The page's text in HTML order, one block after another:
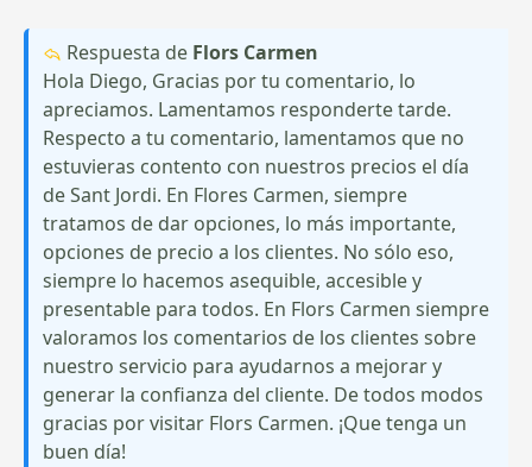
Respuesta de Flors Carmen
Hola Diego, Gracias por tu comentario, lo
apreciamos. Lamentamos responderte tarde.
Respecto a tu comentario, lamentamos que no
estuvieras contento con nuestros precios el día
de Sant Jordi. En Flores Carmen, siempre
tratamos de dar opciones, lo más importante,
opciones de precio a los clientes. No sólo eso,
siempre lo hacemos asequible, accesible y
presentable para todos. En Flors Carmen siempre
valoramos los comentarios de los clientes sobre
nuestro servicio para ayudarnos a mejorar y
generar la confianza del cliente. De todos modos
gracias por visitar Flors Carmen. ¡Que tenga un
buen día!